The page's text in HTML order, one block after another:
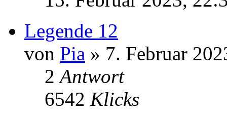
Legende 12
von Pia » 7. Februar
2Antwort
6542 Klicks